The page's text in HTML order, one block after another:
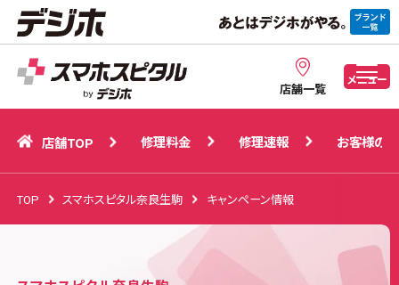
店舗一覧
メニュー
店舗TOP 修理速報 お客様の声
店舗TOP 修理料金 修理速報 お客様の声
TOP スマホスピタル奈良生駒 キャンペーン情報